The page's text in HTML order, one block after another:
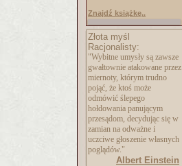
Znajdź książkę..
Złota myśl
Racjonalisty:
"Wybitne umysły są zawsze
gwałtownie atakowane przez
miernoty, którym trudno
pojąć, że ktoś może
odmówić ślepego
hołdowania panującym
przesądom, decydując się w
zamian na odważne i
uczciwe głoszenie własnych
poglądów."
Albert Einstein